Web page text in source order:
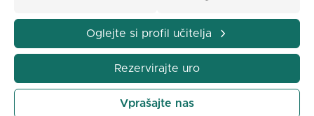
Oglejte si profil učitelja
Rezervirajte uro
Vprašajte nas